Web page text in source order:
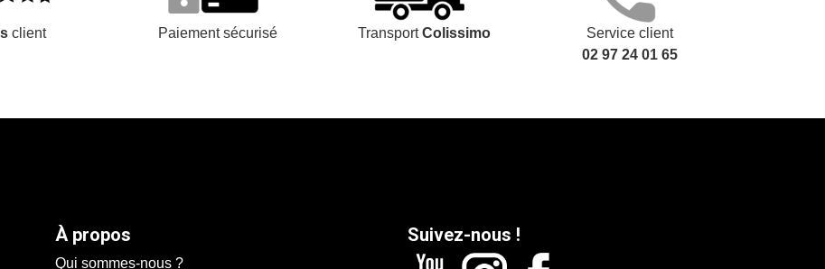
client Paiement sécurisé TransportColissimo
Service client
02 97 24 01 65
À propos
Qui sommes-nous ?
Suivez-nous !